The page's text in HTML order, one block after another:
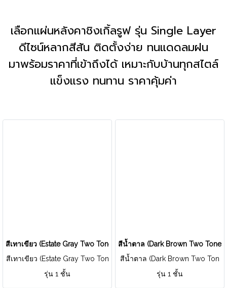
เลือกแผ่นหลังคาชิงเกิ้ลรูฟ รุ่น Single Layer
ดีไซน์หลากสีสัน ติดตั้งง่าย ทนแดดลมฝน
มาพร้อมราคาที่เข้าถึงได้ เหมาะกับบ้านทุกสไตล์
แข็งแรง ทนทาน ราคาคุ้มค่า
สีเทาเขียว (Estate Gray Two Tone) รุ่น Single Layer
สีเทาเขียว (Estate Gray Two Ton
e) รุ่น Single Layer
รุ่น 1 ชั้น
สีน้ำตาล (Dark Brown Two Tone)
สีน้ำตาล (Dark Brown Two Ton
e) รุ่น Single Layer
รุ่น 1 ชั้น